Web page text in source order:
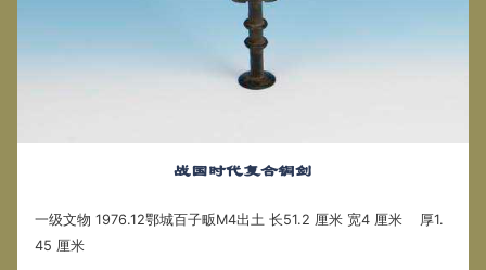
战国时代复合铜剑
一级文物 1976.12鄂城百子畈M4出土 长51.2 厘米 宽4 厘米 厚1.
45 厘米